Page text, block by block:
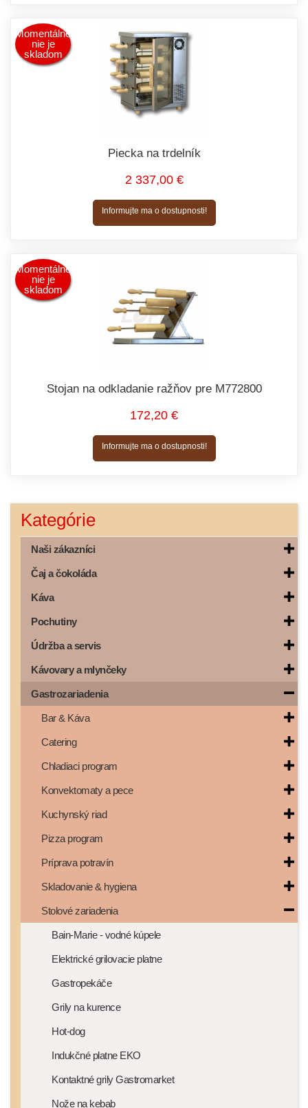
Momentálne
nie je
skladom
Piecka na trdelník
2 337,00 €
Informujte ma o dostupnosti!
Momentálne
nie je
skladom
Stojan na odkladanie ražňov pre M772800
172,20 €
Informujte ma o dostupnosti!
Kategórie
Naši zákazníci
Čaj a čokoláda
Káva
Pochutiny
Údržba a servis
Kávovary a mlynčeky
Gastrozariadenia
Bar & Káva
Catering
Chladiaci program
Konvektomaty a pece
Kuchynský riad
Pizza program
Príprava potravín
Skladovanie & hygiena
Stolové zariadenia
Bain-Marie - vodné kúpele
Elektrické grilovacie platne
Gastropekáče
Grily na kurence
Hot-dog
Indukčné platne EKO
Kontaktné grily Gastromarket
Nože na kebab